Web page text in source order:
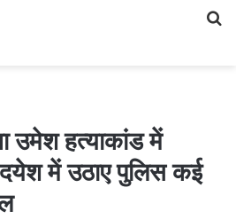
उमेश हत्याकांड में
में उठाए पुलिस कई